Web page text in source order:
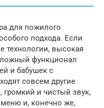
для пожилого
подхода. Если
высокая
функционал
и бабушек с
совсем другие
громкий и чистый звук,
и, конечно же,